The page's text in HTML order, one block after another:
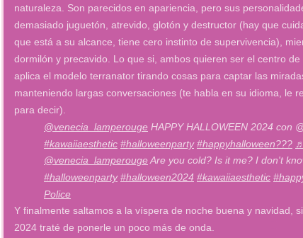
naturaleza. Son parecidos en apariencia, pero sus
demasiado juguetón, atrevido, glotón y destructor (hay que
que está a su alcance, tiene cero instinto de supervivencia),
dormilón y precavido. Lo que si, ambos quieren ser el centro
aplica el modelo terranator tirando cosas para captar las
manteniendo largas conversaciones (te habla en su idioma, le
para decir).
@venecia_lamperouge HAPPY HALLOWEEN 2024 con
#kawaiiaesthetic #halloweenparty #happyhalloween???
@venecia_lamperougeAre you cold? Is it me? I don't
#halloweenparty #halloween2024 #kawaiiaesthetic
Police
Y finalmente saltamos a la víspera de noche buena y navidad,
2024 traté de ponerle un poco más de onda.